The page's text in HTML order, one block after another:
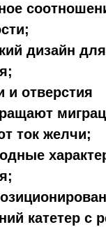
дизайн для
и отверстия
ток желчи;
катетер с